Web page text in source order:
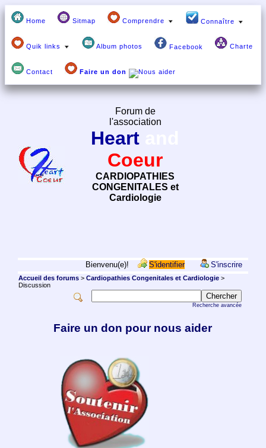
Home Sitmap Comprendre Connaître
Quik links Album photos Facebook Charte
Contact Faire un don
Forum de
l'association
Heart
Coeur
CARDIOPATHIES
CONGENITALES et
Cardiologie
Bienvenu(e)! S'identifier S'inscrire
Accueil des forums> Cardiopathies Congenitales et Cardiologie>
Discussion
Recherche avancée
Faire un don pour nous aider